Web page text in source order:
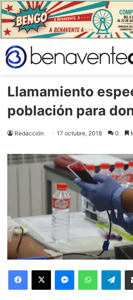
Llamamiento
población para
Redacción 17 octubre, 2018 0
Telegram